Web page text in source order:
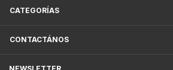
CATEGORÍAS
CONTACTÁNOS
NEWSLETTER